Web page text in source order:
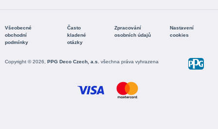
Všeobecné
obchodní
podmínky
Často
kladené
otázky
Zpracování
osobních údajů
Nastavení
cookies
Copyright © 2026, PPG Deco Czech, a.s. všechna práva vyhrazena